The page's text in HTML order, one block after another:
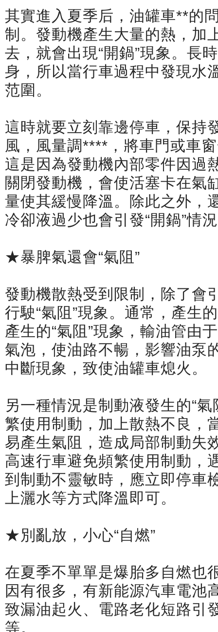
其實進入夏季后，油罐車**的
制。發動機產生大量的熱，加
去，就會出現“開鍋”現象。長
身，所以當行車過程中發現水
范圍。
這時就要立刻靠邊停車，保持
風，風量調****，將車門或車
這是因為發動機內部零件因過
關閉發動機，會使活塞卡在氣
量使其緩慢降溫。除此之外，
冷卻液過少也會引發“開鍋”情
★暴脾氣還會“氣阻”
發動機散熱受到限制，除了會
行駛“氣阻”現象。通常，產生
產生的“氣阻”現象，輸油管由
氣泡，使油路不暢，影響油泵
中斷現象，致使油罐車熄火。
另一種情況是制動液發生的“
繁使用制動，加上散熱不良，
易產生氣阻，造成局部制動失
高速行車避免頻繁使用制動，
到制動不靈敏時，應立即停車
上灑水等方式降溫即可。
★別亂放，小心“自燃”
在夏季不單單是爆胎多自燃也
因有很多，有新能源汽車電池
致漏油起火、電路老化短路引
等。